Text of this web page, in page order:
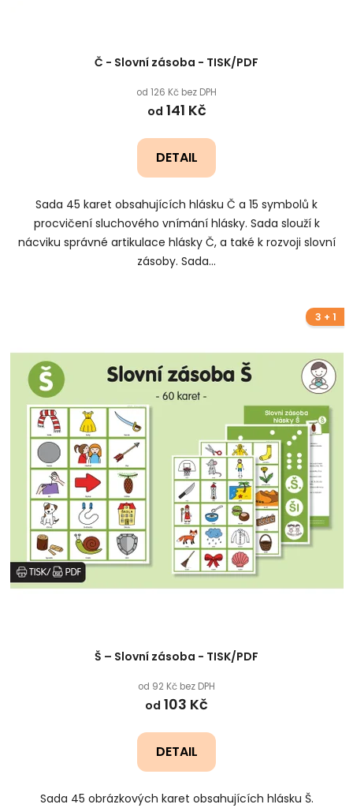
Č - Slovní zásoba - TISK/PDF
od 126 Kč bez DPH
od 141 Kč
DETAIL
Sada 45 karet obsahujících hlásku Č a 15 symbolů k
procvičení sluchového vnímání hlásky. Sada slouží k
nácviku správné artikulace hlásky Č, a také k rozvoji slovní
zásoby. Sada...
3 + 1
Š – Slovní zásoba - TISK/PDF
od 92 Kč bez DPH
od 103 Kč
DETAIL
Sada 45 obrázkových karet obsahujících hlásku Š.